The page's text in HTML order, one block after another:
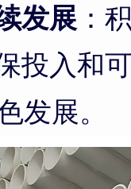
发展 ：
投入和
发展。